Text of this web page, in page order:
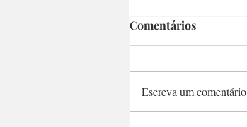
Comentários
Escreva um comentário